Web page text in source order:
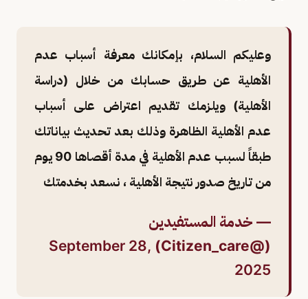
وعليكم السلام، بإمكانك معرفة أسباب عدم
الأهلية عن طريق حسابك من خلال (دراسة
الأهلية) ويلزمك تقديم اعتراض على أسباب
عدم الأهلية الظاهرة وذلك بعد تحديث بياناتك
طبقاً لسبب عدم الأهلية في مدة أقصاها 90 يوم
من تاريخ صدور نتيجة الأهلية ، نسعد بخدمتك
— خدمة المستفيدين
(@Citizen_care)
September 28,
2025